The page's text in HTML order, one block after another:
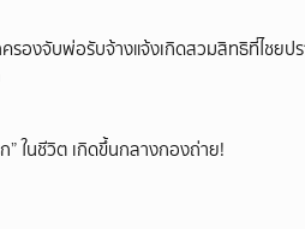
รองจับพ่อรับจ้างแจ้งเกิดสวมสิทธิที่ไชย
ก” ในชีวิต เกิดขึ้นกลางกองถ่าย!